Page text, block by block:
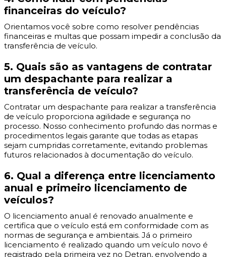
financeiras do veículo?
Orientamos você sobre como resolver pendências
financeiras e multas que possam impedir a conclusão da
transferência de veículo.
5. Quais são as vantagens de contratar
um despachante para realizar a
transferência de veículo?
Contratar um despachante para realizar a transferência
de veículo proporciona agilidade e segurança no
processo. Nosso conhecimento profundo das normas e
procedimentos legais garante que todas as etapas
sejam cumpridas corretamente, evitando problemas
futuros relacionados à documentação do veículo.
6. Qual a diferença entre licenciamento
anual e primeiro licenciamento de
veículos?
O licenciamento anual é renovado anualmente e
certifica que o veículo está em conformidade com as
normas de segurança e ambientais. Já o primeiro
licenciamento é realizado quando um veículo novo é
registrado pela primeira vez no Detran, envolvendo a